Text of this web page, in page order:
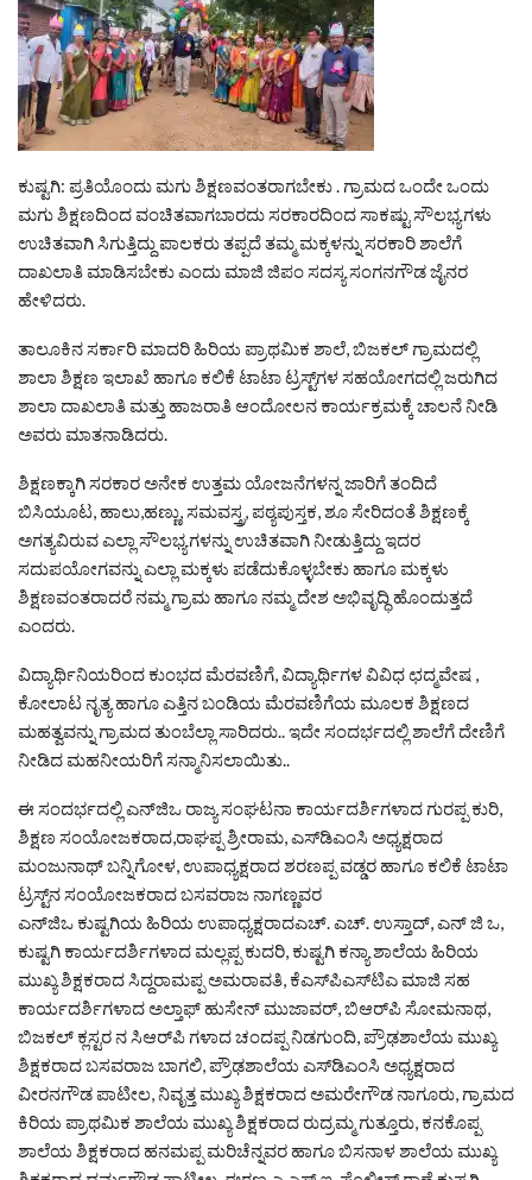
ಕುಷ್ಟಗಿ: ಪ್ರತಿಯೊಂದು ಮಗು ಶಿಕ್ಷಣವಂತರಾಗಬೇಕು . ಗ್ರಾಮದ ಒಂದೇ ಒಂದು
ಮಗು ಶಿಕ್ಷಣದಿಂದ ವಂಚಿತವಾಗಬಾರದು ಸರಕಾರದಿಂದ ಸಾಕಷ್ಟು ಸೌಲಭ್ಯಗಳು
ಉಚಿತವಾಗಿ ಸಿಗುತ್ತಿದ್ದು ಪಾಲಕರು ತಪ್ಪದೆ ತಮ್ಮ ಮಕ್ಕಳನ್ನು ಸರಕಾರಿ ಶಾಲೆಗೆ
ದಾಖಲಾತಿ ಮಾಡಿಸಬೇಕು ಎಂದು ಮಾಜಿ ಜಿಪಂ ಸದಸ್ಯ ಸಂಗನಗೌಡ ಜೈನರ
ಹೇಳಿದರು.
ತಾಲೂಕಿನ ಸರ್ಕಾರಿ ಮಾದರಿ ಹಿರಿಯ ಪ್ರಾಥಮಿಕ ಶಾಲೆ, ಬಿಜಕಲ್ ಗ್ರಾಮದಲ್ಲಿ
ಶಾಲಾ ಶಿಕ್ಷಣ ಇಲಾಖೆ ಹಾಗೂ ಕಲಿಕೆ ಟಾಟಾ ಟ್ರಸ್ಟ್‌ಗಳ ಸಹಯೋಗದಲ್ಲಿ ಜರುಗಿದ
ಶಾಲಾ ದಾಖಲಾತಿ ಮತ್ತು ಹಾಜರಾತಿ ಆಂದೋಲನ ಕಾರ್ಯಕ್ರಮಕ್ಕೆ ಚಾಲನೆ ನೀಡಿ
ಅವರು ಮಾತನಾಡಿದರು.
ಶಿಕ್ಷಣಕ್ಕಾಗಿ ಸರಕಾರ ಅನೇಕ ಉತ್ತಮ ಯೋಜನೆಗಳನ್ನ ಜಾರಿಗೆ ತಂದಿದೆ
ಬಿಸಿಯೂಟ, ಹಾಲು,ಹಣ್ಣು, ಸಮವಸ್ತ್ರ, ಪಠ್ಯಪುಸ್ತಕ, ಶೂ ಸೇರಿದಂತೆ ಶಿಕ್ಷಣಕ್ಕೆ
ಅಗತ್ಯವಿರುವ ಎಲ್ಲಾ ಸೌಲಭ್ಯಗಳನ್ನು ಉಚಿತವಾಗಿ ನೀಡುತ್ತಿದ್ದು ಇದರ
ಸದುಪಯೋಗವನ್ನು ಎಲ್ಲಾ ಮಕ್ಕಳು ಪಡೆದುಕೊಳ್ಳಬೇಕು ಹಾಗೂ ಮಕ್ಕಳು
ಶಿಕ್ಷಣವಂತರಾದರೆ ನಮ್ಮ ಗ್ರಾಮ ಹಾಗೂ ನಮ್ಮ ದೇಶ ಅಭಿವೃದ್ಧಿ ಹೊಂದುತ್ತದೆ
ಎಂದರು.
ವಿದ್ಯಾರ್ಥಿನಿಯರಿಂದ ಕುಂಭದ ಮೆರವಣಿಗೆ, ವಿದ್ಯಾರ್ಥಿಗಳ ವಿವಿಧ ಛದ್ಮವೇಷ ,
ಕೋಲಾಟ ನೃತ್ಯ ಹಾಗೂ ಎತ್ತಿನ ಬಂಡಿಯ ಮೆರವಣಿಗೆಯ ಮೂಲಕ ಶಿಕ್ಷಣದ
ಮಹತ್ವವನ್ನು ಗ್ರಾಮದ ತುಂಬೆಲ್ಲಾ ಸಾರಿದರು.. ಇದೇ ಸಂದರ್ಭದಲ್ಲಿ ಶಾಲೆಗೆ ದೇಣಿಗೆ
ನೀಡಿದ ಮಹನೀಯರಿಗೆ ಸನ್ಮಾನಿಸಲಾಯಿತು..
ಈ ಸಂದರ್ಭದಲ್ಲಿ ಎನ್‌ಜಿಒ ರಾಜ್ಯ ಸಂಘಟನಾ ಕಾರ್ಯದರ್ಶಿಗಳಾದ ಗುರಪ್ಪ ಕುರಿ,
ಶಿಕ್ಷಣ ಸಂಯೋಜಕರಾದ,ರಾಘಪ್ಪ ಶ್ರೀರಾಮ, ಎಸ್‌ಡಿಎಂಸಿ ಅಧ್ಯಕ್ಷರಾದ
ಮಂಜುನಾಥ್ ಬನ್ನಿಗೋಳ, ಉಪಾಧ್ಯಕ್ಷರಾದ ಶರಣಪ್ಪ ವಡ್ಡರ ಹಾಗೂ ಕಲಿಕೆ ಟಾಟಾ
ಟ್ರಸ್ಟ್‌ನ ಸಂಯೋಜಕರಾದ ಬಸವರಾಜ ನಾಗಣ್ಣವರ
ಎನ್‌ಜಿಒ ಕುಷ್ಟಗಿಯ ಹಿರಿಯ ಉಪಾಧ್ಯಕ್ಷರಾದಎಚ್. ಎಚ್. ಉಸ್ತಾದ್, ಎನ್ ಜಿ ಒ,
ಕುಷ್ಟಗಿ ಕಾರ್ಯದರ್ಶಿಗಳಾದ ಮಲ್ಲಪ್ಪ ಕುದರಿ, ಕುಷ್ಟಗಿ ಕನ್ಯಾ ಶಾಲೆಯ ಹಿರಿಯ
ಮುಖ್ಯ ಶಿಕ್ಷಕರಾದ ಸಿದ್ದರಾಮಪ್ಪ ಅಮರಾವತಿ, ಕೆಎಸ್‌ಪಿಎಸ್‌ಟಿಎ ಮಾಜಿ ಸಹ
ಕಾರ್ಯದರ್ಶಿಗಳಾದ ಅಲ್ತಾಫ್ ಹುಸೇನ್ ಮುಜಾವರ್, ಬಿಆರ್‌ಪಿ ಸೋಮನಾಥ,
ಬಿಜಕಲ್ ಕ್ಲಸ್ಟರ ನ ಸಿಆರ್‌ಪಿ ಗಳಾದ ಚಂದಪ್ಪ ನಿಡಗುಂದಿ, ಪ್ರೌಢಶಾಲೆಯ ಮುಖ್ಯ
ಶಿಕ್ಷಕರಾದ ಬಸವರಾಜ ಬಾಗಲಿ, ಪ್ರೌಢಶಾಲೆಯ ಎಸ್‌ಡಿಎಂಸಿ ಅಧ್ಯಕ್ಷರಾದ
ವೀರನಗೌಡ ಪಾಟೀಲ, ನಿವೃತ್ತ ಮುಖ್ಯ ಶಿಕ್ಷಕರಾದ ಅಮರೇಗೌಡ ನಾಗೂರು, ಗ್ರಾಮದ
ಕಿರಿಯ ಪ್ರಾಥಮಿಕ ಶಾಲೆಯ ಮುಖ್ಯ ಶಿಕ್ಷಕರಾದ ರುದ್ರಮ್ಮ ಗುತ್ತೂರು, ಕನಕೊಪ್ಪ
ಶಾಲೆಯ ಶಿಕ್ಷಕರಾದ ಹನಮಪ್ಪ ಮರಿಚೆನ್ನವರ ಹಾಗೂ ಬಿಸನಾಳ ಶಾಲೆಯ ಮುಖ್ಯ